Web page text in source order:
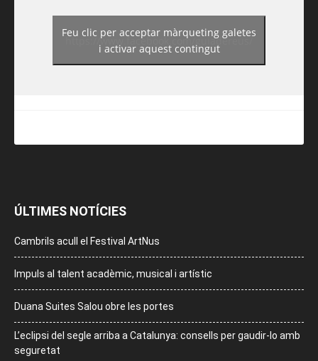
https://www.facebook.com/guiadereus/
Feu clic per acceptar màrqueting galetes
i activar aquest contingut
ÚLTIMES NOTÍCIES
Cambrils acull el Festival ArtNus
Impuls al talent acadèmic, musical i artístic
Duana Suites Salou obre les portes
L’eclipsi del segle arriba a Catalunya: consells per gaudir-lo amb
seguretat